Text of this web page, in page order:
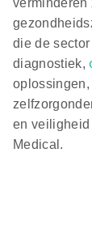
die de
diagnostiek,
en veiligheid
Medical.